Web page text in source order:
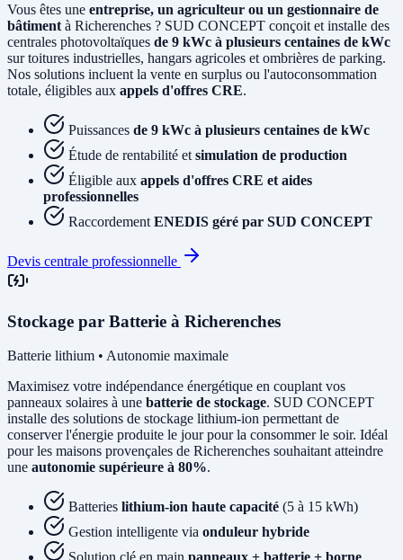
Vous êtes une entreprise, un agriculteur ou un gestionnaire de
bâtiment à Richerenches ? SUD CONCEPT conçoit et installe des
centrales photovoltaïques de 9 kWc à plusieurs centaines de kWc
sur toitures industrielles, hangars agricoles et ombrières de parking.
Nos solutions incluent la vente en surplus ou l'autoconsommation
totale, éligibles aux appels d'offres CRE.
Puissances de 9 kWc à plusieurs centaines de kWc
Étude de rentabilité et simulation de production
Éligible aux appels d'offres CRE et aides
professionnelles
Raccordement ENEDIS géré par SUD CONCEPT
Devis centrale professionnelle
Stockage par Batterie à Richerenches
Batterie lithium • Autonomie maximale
Maximisez votre indépendance énergétique en couplant vos
panneaux solaires à une batterie de stockage. SUD CONCEPT
installe des solutions de stockage lithium-ion permettant de
conserver l'énergie produite le jour pour la consommer le soir. Idéal
pour les maisons provençales de Richerenches souhaitant atteindre
une autonomie supérieure à 80%.
Batteries lithium-ion haute capacité (5 à 15 kWh)
Gestion intelligente via onduleur hybride